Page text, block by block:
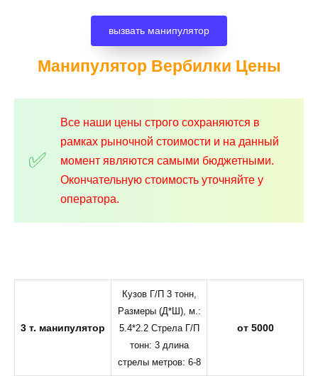
вызвать манипулятор
Манипулятор Вербилки Цены
Все наши цены строго сохраняются в
рамках рыночной стоимости и на данный
момент являются самыми бюджетными.
Окончательную стоимость уточняйте у
оператора.
3 т. манипулятор
Кузов Г/П 3 тонн,
Размеры (Д*Ш), м.:
5.4*2.2 Стрела Г/П
тонн: 3 длина
стрелы метров: 6-8
от 5000